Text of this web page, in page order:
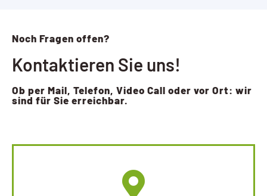
Noch Fragen offen?
Kontaktieren Sie uns!
Ob per Mail, Telefon, Video Call oder vor Ort: wir
sind für Sie erreichbar.